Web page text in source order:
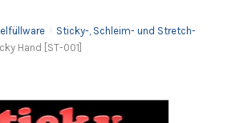
Sticky-, Schleim- und Stretch-
Hand [ST-001]